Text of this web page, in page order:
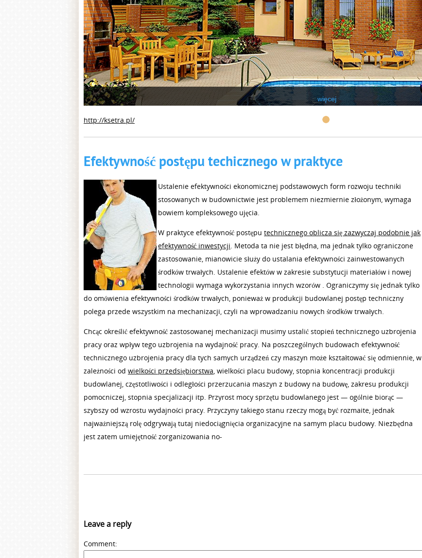
więcej
1http://ksetra.pl/
Efektywność postępu techicznego w praktyce
Ustalenie efektywności ekonomicznej podstawowych form rozwoju techniki
stosowanych w budownictwie jest problemem niezmiernie złożonym, wymaga
bowiem kompleksowego ujęcia.
W praktyce efektywność postępu technicznego oblicza się zazwyczaj podobnie jak
efektywność inwestycji. Metoda ta nie jest błędna, ma jednak tylko ograniczone
zastosowanie, mianowicie służy do ustalania efektywności zainwestowanych
środków trwałych. Ustalenie efektów w zakresie substytucji materiałów i nowej
technologii wymaga wykorzystania innych wzorów . Ograniczymy się jednak tylko
do omówienia efektywności środków trwałych, ponieważ w produkcji budowlanej postęp techniczny
polega przede wszystkim na mechanizacji, czyli na wprowadzaniu nowych środków trwałych.
Chcąc określić efektywność zastosowanej mechanizacji musimy ustalić stopień technicznego uzbrojenia
pracy oraz wpływ tego uzbrojenia na wydajność pracy. Na poszczególnych budowach efektywność
technicznego uzbrojenia pracy dla tych samych urządzeń czy maszyn może kształtować się odmiennie, w
zależności od wielkości przedsiębiorstwa, wielkości placu budowy, stopnia koncentracji produkcji
budowlanej, częstotliwości i odległości przerzucania maszyn z budowy na budowę, zakresu produkcji
pomocniczej, stopnia specjalizacji itp. Przyrost mocy sprzętu budowlanego jest — ogólnie biorąc —
szybszy od wzrostu wydajności pracy. Przyczyny takiego stanu rzeczy mogą być rozmaite, jednak
najważniejszą rolę odgrywają tutaj niedociągnięcia organizacyjne na samym placu budowy. Niezbędna
jest zatem umiejętność zorganizowania no-
Leave a reply
Comment